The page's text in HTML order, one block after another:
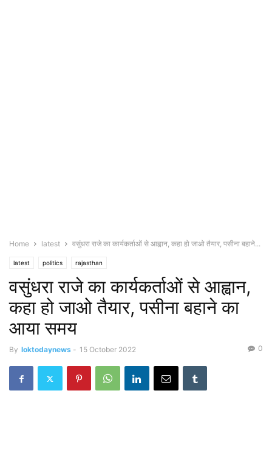
Home latest वसुंधरा राजे का कार्यकर्ताओं से आह्वान, कहा हो जाओ तैयार, पसीना बहाने...
latest politics rajasthan
वसुंधरा राजे का कार्यकर्ताओं से आह्वान,
कहा हो जाओ तैयार, पसीना बहाने का
आया समय
By loktodaynews - 15 October 2022 0